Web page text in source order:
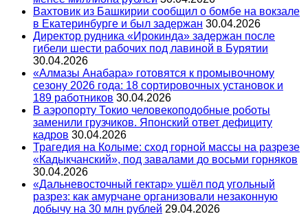
Вахтовик из Башкирии сообщил о бомбе на вокзале
в Екатеринбурге и был задержан 30.04.2026
Директор рудника «Ирокинда» задержан после
гибели шести рабочих под лавиной в Бурятии
30.04.2026
«Алмазы Анабара» готовятся к промывочному
сезону 2026 года: 18 сортировочных установок и
189 работников 30.04.2026
В аэропорту Токио человекоподобные роботы
заменили грузчиков. Японский ответ дефициту
кадров 30.04.2026
Трагедия на Колыме: сход горной массы на разрезе
«Кадыкчанский», под завалами до восьми горняков
30.04.2026
«Дальневосточный гектар» ушёл под угольный
разрез: как амурчане организовали незаконную
добычу на 30 млн рублей 29.04.2026